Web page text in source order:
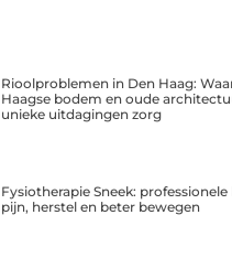
Rioolproblemen in Den Haag:
Haagse bodem en oude
unieke uitdagingen zorg
Fysiotherapie Sneek:
pijn, herstel en beter bewegen